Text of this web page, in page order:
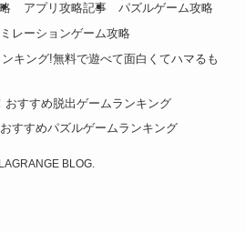
アプリ攻略記事
パズルゲーム攻略
レーションゲーム攻略
キング!無料で遊べて面白くてハマるも
おすすめ脱出ゲームランキング
すすめパズルゲームランキング
LAGRANGE BLOG.